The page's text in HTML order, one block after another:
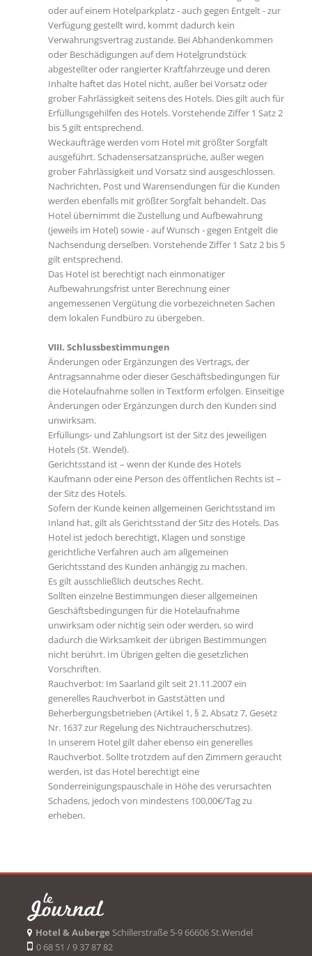
oder auf einem Hotelparkplatz - auch gegen Entgelt - zur
Verfügung gestellt wird, kommt dadurch kein
Verwahrungsvertrag zustande. Bei Abhandenkommen
oder Beschädigungen auf dem Hotelgrundstück
abgestellter oder rangierter Kraftfahrzeuge und deren
Inhalte haftet das Hotel nicht, außer bei Vorsatz oder
grober Fahrlässigkeit seitens des Hotels. Dies gilt auch für
Erfüllungsgehilfen des Hotels. Vorstehende Ziffer 1 Satz 2
bis 5 gilt entsprechend.
Weckaufträge werden vom Hotel mit größter Sorgfalt
ausgeführt. Schadensersatzansprüche, außer wegen
grober Fahrlässigkeit und Vorsatz sind ausgeschlossen.
Nachrichten, Post und Warensendungen für die Kunden
werden ebenfalls mit größter Sorgfalt behandelt. Das
Hotel übernimmt die Zustellung und Aufbewahrung
(jeweils im Hotel) sowie - auf Wunsch - gegen Entgelt die
Nachsendung derselben. Vorstehende Ziffer 1 Satz 2 bis 5
gilt entsprechend.
Das Hotel ist berechtigt nach einmonatiger
Aufbewahrungsfrist unter Berechnung einer
angemessenen Vergütung die vorbezeichneten Sachen
dem lokalen Fundbüro zu übergeben.
VIII. Schlussbestimmungen
Änderungen oder Ergänzungen des Vertrags, der
Antragsannahme oder dieser Geschäftsbedingungen für
die Hotelaufnahme sollen in Textform erfolgen. Einseitige
Änderungen oder Ergänzungen durch den Kunden sind
unwirksam.
Erfüllungs- und Zahlungsort ist der Sitz des jeweiligen
Hotels (St. Wendel).
Gerichtsstand ist – wenn der Kunde des Hotels
Kaufmann oder eine Person des öffentlichen Rechts ist –
der Sitz des Hotels.
Sofern der Kunde keinen allgemeinen Gerichtsstand im
Inland hat, gilt als Gerichtsstand der Sitz des Hotels. Das
Hotel ist jedoch berechtigt, Klagen und sonstige
gerichtliche Verfahren auch am allgemeinen
Gerichtsstand des Kunden anhängig zu machen.
Es gilt ausschließlich deutsches Recht.
Sollten einzelne Bestimmungen dieser allgemeinen
Geschäftsbedingungen für die Hotelaufnahme
unwirksam oder nichtig sein oder werden, so wird
dadurch die Wirksamkeit der übrigen Bestimmungen
nicht berührt. Im Übrigen gelten die gesetzlichen
Vorschriften.
Rauchverbot: Im Saarland gilt seit 21.11.2007 ein
generelles Rauchverbot in Gaststätten und
Beherbergungsbetrieben (Artikel 1, § 2, Absatz 7, Gesetz
Nr. 1637 zur Regelung des Nichtraucherschutzes).
In unserem Hotel gilt daher ebenso ein generelles
Rauchverbot. Sollte trotzdem auf den Zimmern geraucht
werden, ist das Hotel berechtigt eine
Sonderreinigungspauschale in Höhe des verursachten
Schadens, jedoch von mindestens 100,00€/Tag zu
erheben.
Hotel & Auberge Schillerstraße 5-9 66606 St.Wendel
0 68 51 / 9 37 87 82